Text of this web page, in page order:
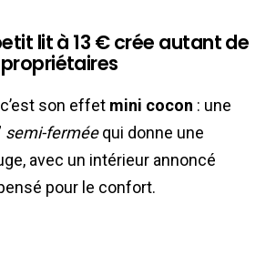
lit à 13 € crée autant de
son effet mini cocon : une
semi-ferméequi donne une
avec un intérieur annoncé
pour le confort.